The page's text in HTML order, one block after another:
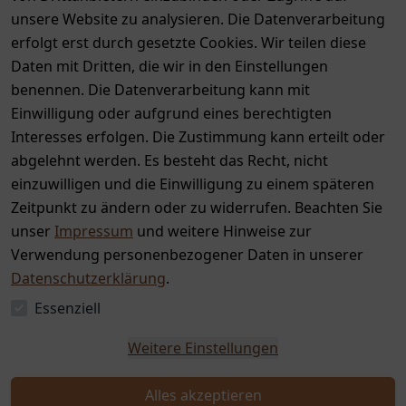
unsere Website zu analysieren. Die Datenverarbeitung
erfolgt erst durch gesetzte Cookies. Wir teilen diese
Daten mit Dritten, die wir in den Einstellungen
benennen. Die Datenverarbeitung kann mit
Einwilligung oder aufgrund eines berechtigten
Interesses erfolgen. Die Zustimmung kann erteilt oder
abgelehnt werden. Es besteht das Recht, nicht
einzuwilligen und die Einwilligung zu einem späteren
Zeitpunkt zu ändern oder zu widerrufen. Beachten Sie
unser Impressum und weitere Hinweise zur
Verwendung personenbezogener Daten in unserer
Datenschutzerklärung.
Essenziell
Weitere Einstellungen
Alles akzeptieren
Auszeichnungen
Impressum Daten­schutz­erklärung